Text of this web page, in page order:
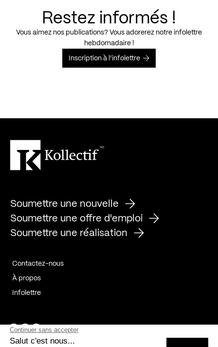
Restez informés !
Vous aimez nos publications? Vous adorerez notre infolettre
hebdomadaire !
Inscription à l’infolettre
Soumettre une nouvelle
Soumettre une offre d'emploi
Soumettre une réalisation
Contactez-nous
À propos
Infolettre
Page Facebook de Kollectif
Page Instagram de Kollectif
Page Linkedin de Kollectif